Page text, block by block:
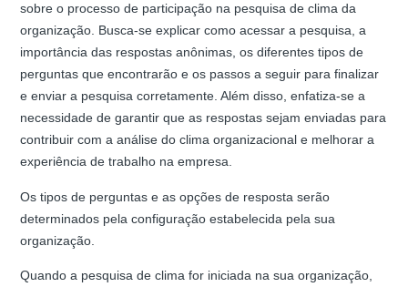
sobre o processo de participação na pesquisa de clima da
organização. Busca-se explicar como acessar a pesquisa, a
importância das respostas anônimas, os diferentes tipos de
perguntas que encontrarão e os passos a seguir para finalizar
e enviar a pesquisa corretamente. Além disso, enfatiza-se a
necessidade de garantir que as respostas sejam enviadas para
contribuir com a análise do clima organizacional e melhorar a
experiência de trabalho na empresa.
Os tipos de perguntas e as opções de resposta serão
determinados pela configuração estabelecida pela sua
organização.
Quando a pesquisa de clima for iniciada na sua organização,